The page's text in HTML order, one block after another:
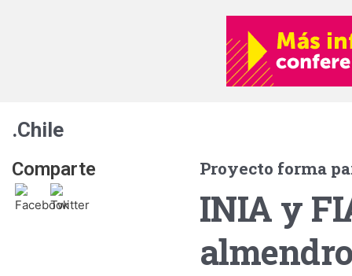
.Chile
Comparte Proyecto forma
INIA y